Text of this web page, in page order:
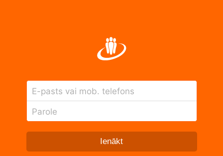
E-pasts vai mob. telefons
Parole
Ienākt